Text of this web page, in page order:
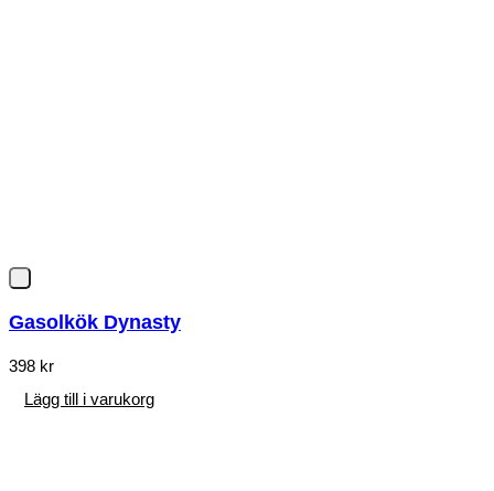
Gasolkök Dynasty
398 kr
Lägg till i varukorg